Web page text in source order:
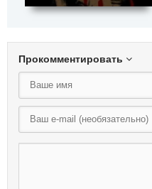
Прокомментировать